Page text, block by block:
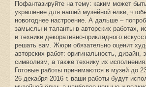
Пофантазируйте на тему: каким может
украшение для нашей музейной ёлки,
новогоднее настроение. А дальше –
замыслы и таланты в авторских работах,
и техники декоративно-прикладного
решать вам. Жюри обязательно оценит
авторских работ: оригинальность, дизайн,
символизм, а также технику их исполнения.
Готовые работы принимаются в музей до
26 декабря 2016 г. ваши работы будут